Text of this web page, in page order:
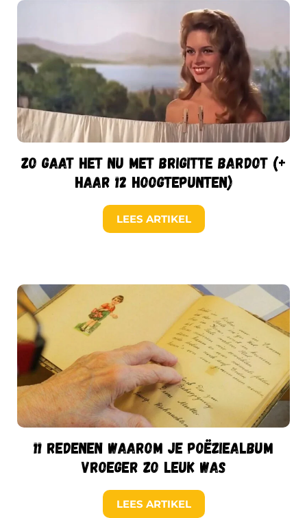
Zo gaat het nu met Brigitte Bardot (+
haar 12 hoogtepunten)
LEES ARTIKEL
11 redenen waarom je poëziealbum
vroeger zo leuk was
LEES ARTIKEL